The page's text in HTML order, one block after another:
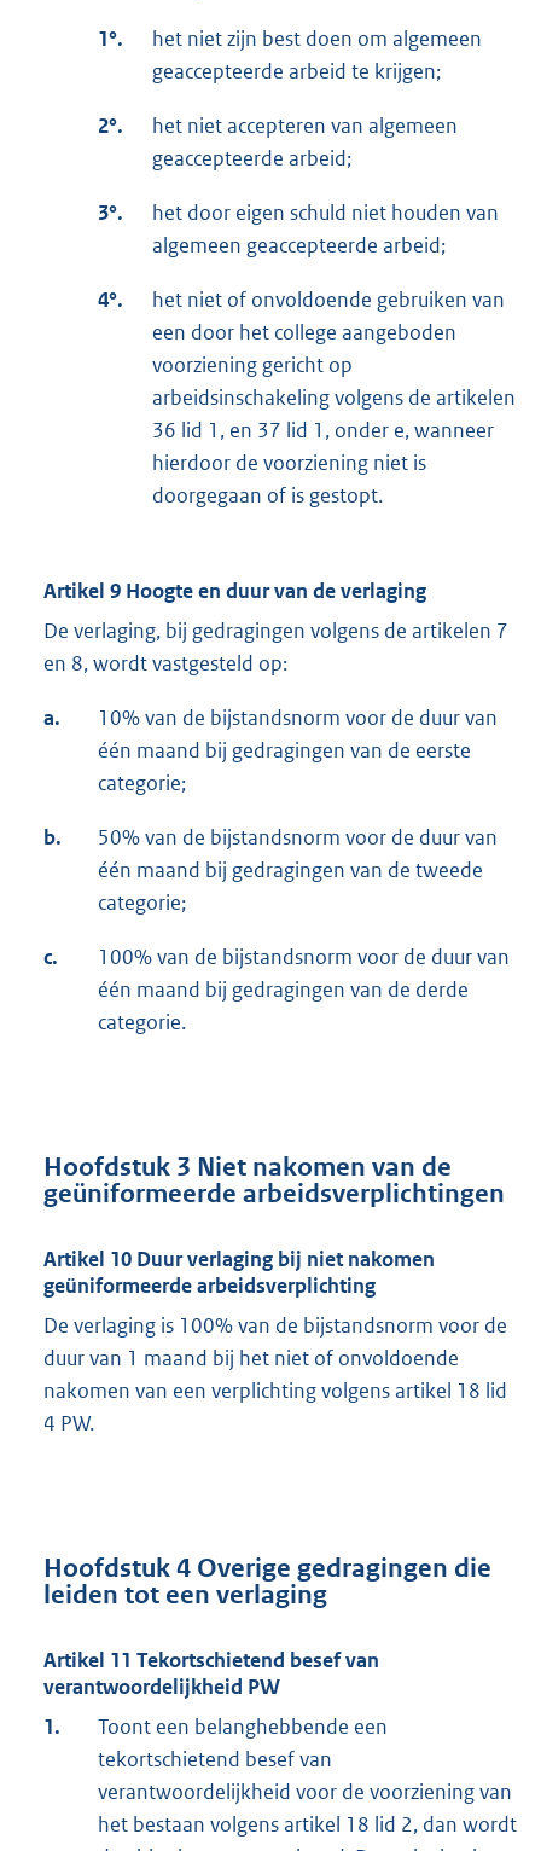
1°.
het niet zijn best doen om algemeen
geaccepteerde arbeid te krijgen;
2°.
het niet accepteren van algemeen
geaccepteerde arbeid;
3°.
het door eigen schuld niet houden van
algemeen geaccepteerde arbeid;
4°.
het niet of onvoldoende gebruiken van
een door het college aangeboden
voorziening gericht op
arbeidsinschakeling volgens de artikelen
36 lid 1, en 37 lid 1, onder e, wanneer
hierdoor de voorziening niet is
doorgegaan of is gestopt.
Artikel 9 Hoogte en duur van de verlaging
De verlaging, bij gedragingen volgens de artikelen 7
en 8, wordt vastgesteld op:
a.
10% van de bijstandsnorm voor de duur van
één maand bij gedragingen van de eerste
categorie;
b.
50% van de bijstandsnorm voor de duur van
één maand bij gedragingen van de tweede
categorie;
c.
100% van de bijstandsnorm voor de duur van
één maand bij gedragingen van de derde
categorie.
Hoofdstuk 3 Niet nakomen van de
geüniformeerde arbeidsverplichtingen
Artikel 10 Duur verlaging bij niet nakomen
geüniformeerde arbeidsverplichting
De verlaging is 100% van de bijstandsnorm voor de
duur van 1 maand bij het niet of onvoldoende
nakomen van een verplichting volgens artikel 18 lid
4 PW.
Hoofdstuk 4 Overige gedragingen die
leiden tot een verlaging
Artikel 11 Tekortschietend besef van
verantwoordelijkheid PW
1.
Toont een belanghebbende een
tekortschietend besef van
verantwoordelijkheid voor de voorziening van
het bestaan volgens artikel 18 lid 2, dan wordt